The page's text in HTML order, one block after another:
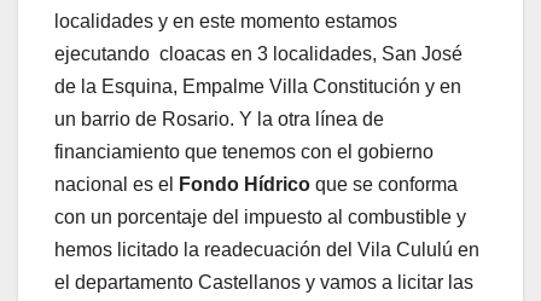
localidades y en este momento estamos
ejecutando cloacas en 3 localidades, San José
de la Esquina, Empalme Villa Constitución y en
un barrio de Rosario. Y la otra línea de
financiamiento que tenemos con el gobierno
nacional es el
Fondo Hídrico que se conforma
con un porcentaje del impuesto al combustible y
hemos licitado la readecuación del Vila Cululú en
el departamento Castellanos y vamos a licitar las